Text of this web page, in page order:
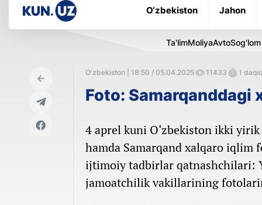
O‘zbekiston Jahon
Ta'limMoliyaAvto
O‘zbekiston | 18:50 / 05.04.2025 11433 1
Foto: Samarqanddagi
4 aprel kuni O‘zbekiston ikki
hamda Samarqand xalqaro
ijtimoiy tadbirlar qatnashchilari:
jamoatchilik vakillarining